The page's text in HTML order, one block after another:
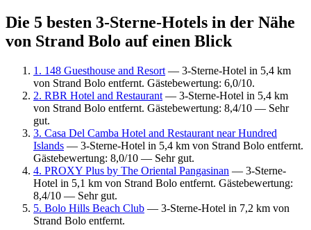
Die 5 besten 3-Sterne-Hotels in der Nähe
von Strand Bolo auf einen Blick
1. 148 Guesthouse and Resort — 3-Sterne-Hotel in 5,4 km
von Strand Bolo entfernt. Gästebewertung: 6,0/10.
2. RBR Hotel and Restaurant — 3-Sterne-Hotel in 5,4 km
von Strand Bolo entfernt. Gästebewertung: 8,4/10 — Sehr
gut.
3. Casa Del Camba Hotel and Restaurant near Hundred
Islands — 3-Sterne-Hotel in 5,4 km von Strand Bolo entfernt.
Gästebewertung: 8,0/10 — Sehr gut.
4. PROXY Plus by The Oriental Pangasinan — 3-Sterne-
Hotel in 5,1 km von Strand Bolo entfernt. Gästebewertung:
8,4/10 — Sehr gut.
5. Bolo Hills Beach Club — 3-Sterne-Hotel in 7,2 km von
Strand Bolo entfernt.